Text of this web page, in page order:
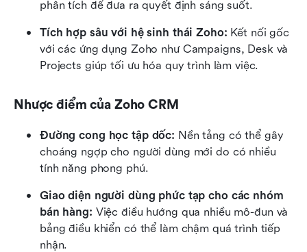
phân tích để đưa ra quyết định sáng suốt.
Tích hợp sâu với hệ sinh thái Zoho: Kết nối gốc
với các ứng dụng Zoho như Campaigns, Desk và
Projects giúp tối ưu hóa quy trình làm việc.
Nhược điểm của Zoho CRM
Đường cong học tập dốc: Nền tảng có thể gây
choáng ngợp cho người dùng mới do có nhiều
tính năng phong phú.
Giao diện người dùng phức tạp cho các nhóm
bán hàng: Việc điều hướng qua nhiều mô-đun và
bảng điều khiển có thể làm chậm quá trình tiếp
nhận.